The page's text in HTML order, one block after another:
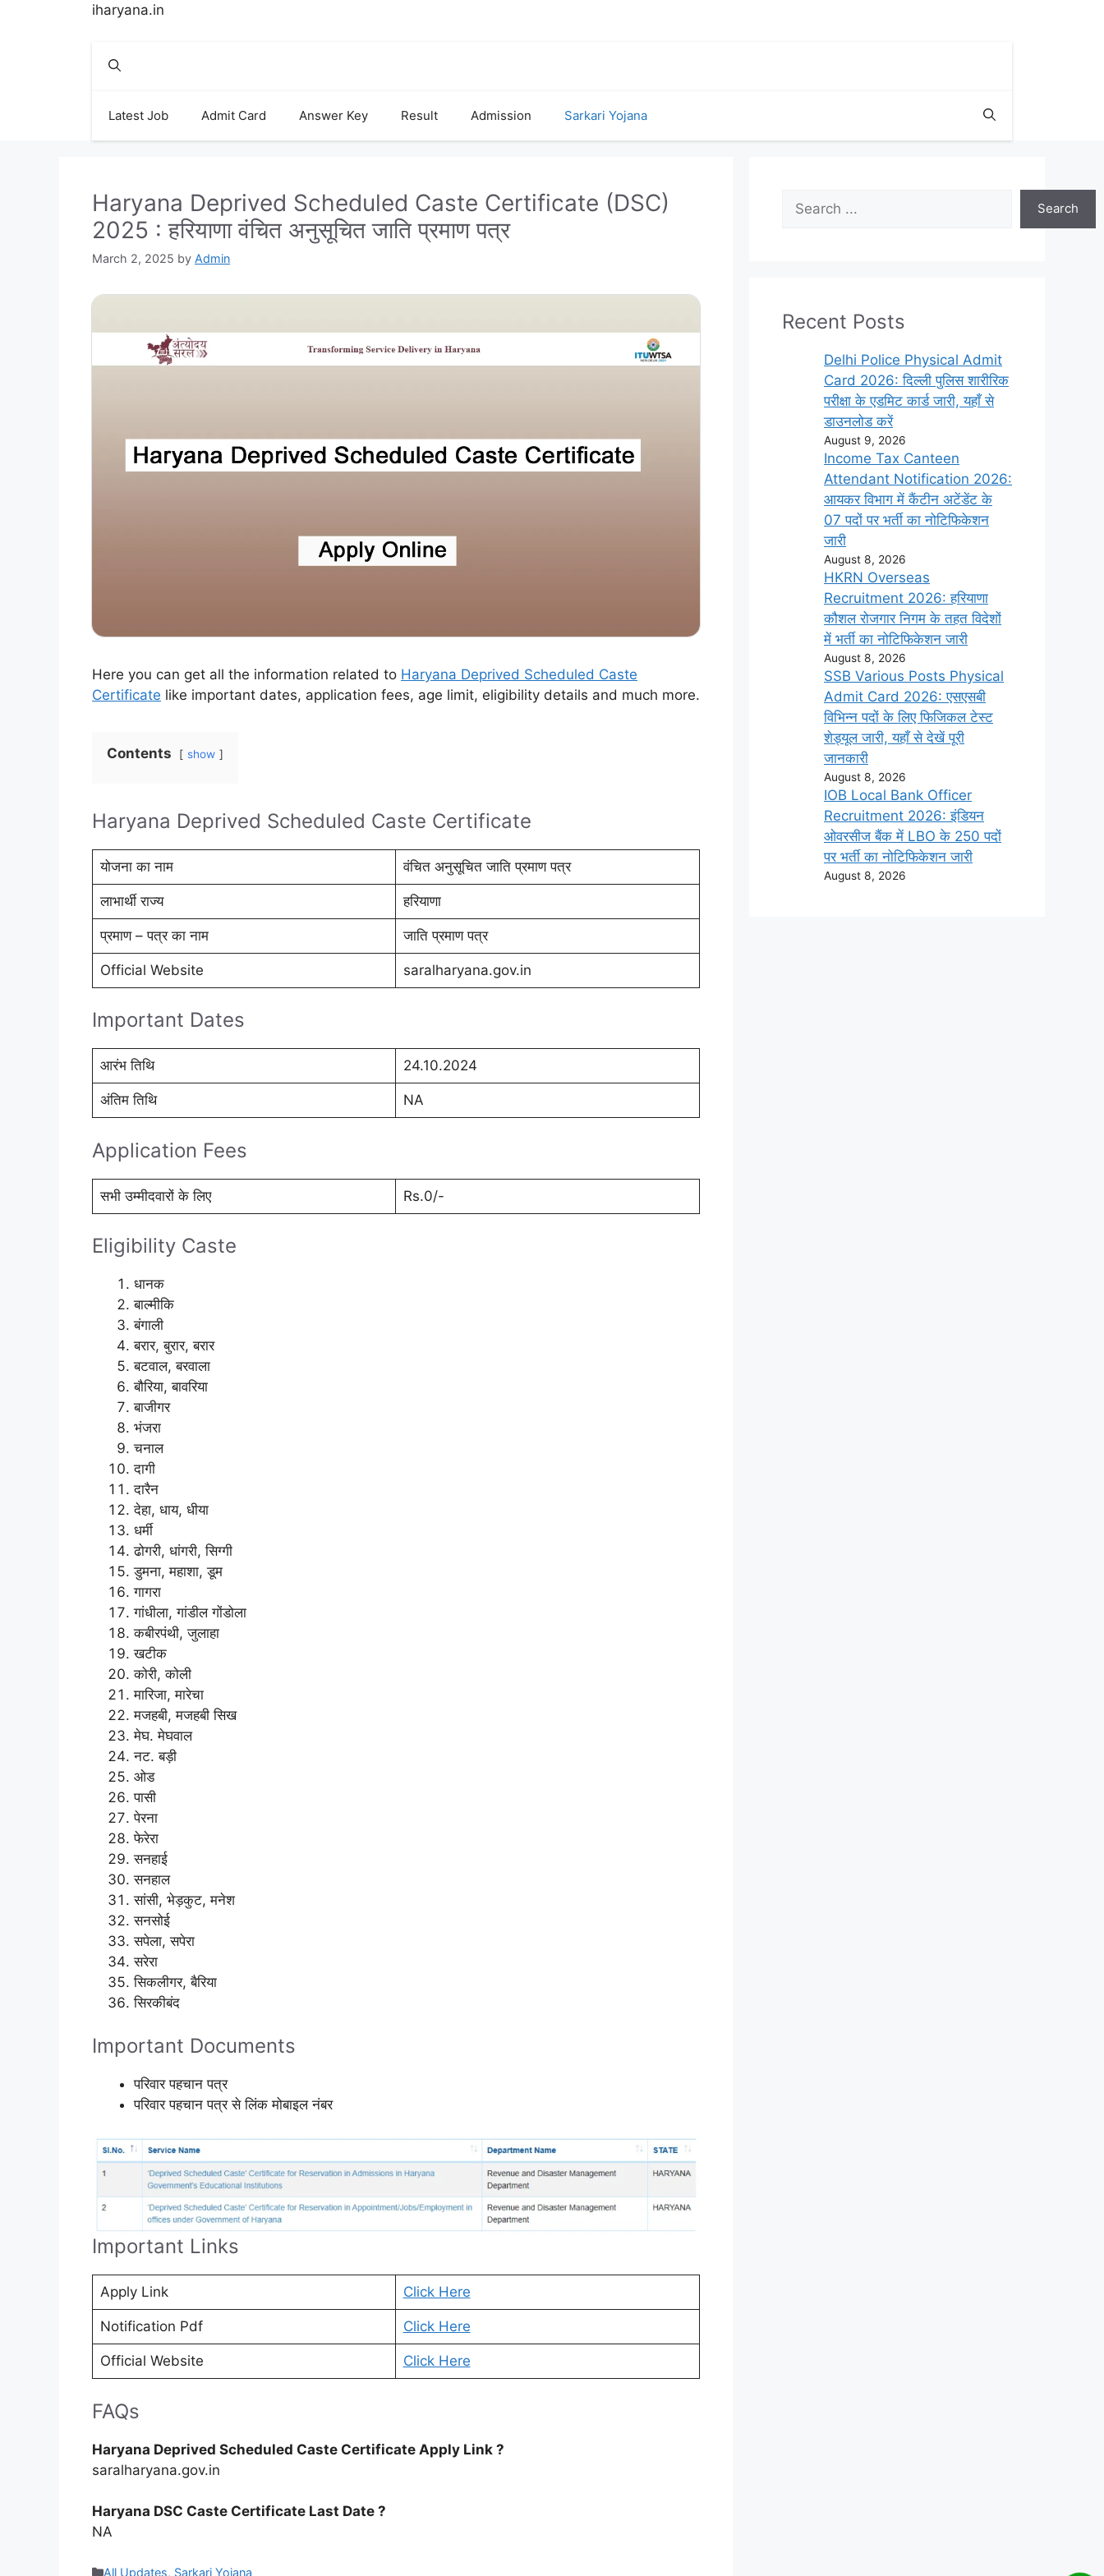
iharyana.in
Latest Job Admit Card Answer Key Result Admission Sarkari Yojana
Haryana Deprived Scheduled Caste Certificate (DSC)
2025 : हरियाणा वंचित अनुसूचित जाति प्रमाण पत्र
March 2, 2025 by Admin
Here you can get all the information related to Haryana Deprived Scheduled Caste
Certificate like important dates, application fees, age limit, eligibility details and much more.
Contents show
Haryana Deprived Scheduled Caste Certificate
योजना का नाम वंचित अनुसूचित जाति प्रमाण पत्र
लाभार्थी राज्य हरियाणा
प्रमाण – पत्र का नाम जाति प्रमाण पत्र
Official Website saralharyana.gov.in
Important Dates
आरंभ तिथि 24.10.2024
अंतिम तिथि NA
Application Fees
सभी उम्मीदवारों के लिए Rs.0/-
Eligibility Caste
धानक
बाल्मीकि
बंगाली
बरार, बुरार, बरार
बटवाल, बरवाला
बौरिया, बावरिया
बाजीगर
भंजरा
चनाल
दागी
दारैन
देहा, धाय, धीया
धर्मी
ढोगरी, धांगरी, सिग्गी
डुमना, महाशा, डूम
गागरा
गांधीला, गांडील गोंडोला
कबीरपंथी, जुलाहा
खटीक
कोरी, कोली
मारिजा, मारेचा
मजहबी, मजहबी सिख
मेघ. मेघवाल
नट. बड़ी
ओड
पासी
पेरना
फेरेरा
सनहाई
सनहाल
सांसी, भेड़कुट, मनेश
सनसोई
सपेला, सपेरा
सरेरा
सिकलीगर, बैरिया
सिरकीबंद
Important Documents
परिवार पहचान पत्र
परिवार पहचान पत्र से लिंक मोबाइल नंबर
Important Links
Apply Link Click Here
Notification Pdf Click Here
Official Website Click Here
FAQs
Haryana Deprived Scheduled Caste Certificate Apply Link ?
saralharyana.gov.in
Haryana DSC Caste Certificate Last Date ?
NA
Categories
All Updates, Sarkari Yojana
Search
Recent Posts
Delhi Police Physical Admit
Card 2026: दिल्ली पुलिस शारीरिक
परीक्षा के एडमिट कार्ड जारी, यहाँ से
डाउनलोड करें
August 9, 2026
Income Tax Canteen
Attendant Notification 2026:
आयकर विभाग में कैंटीन अटेंडेंट के
07 पदों पर भर्ती का नोटिफिकेशन
जारी
August 8, 2026
HKRN Overseas
Recruitment 2026: हरियाणा
कौशल रोजगार निगम के तहत विदेशों
में भर्ती का नोटिफिकेशन जारी
August 8, 2026
SSB Various Posts Physical
Admit Card 2026: एसएसबी
विभिन्न पदों के लिए फिजिकल टेस्ट
शेड्यूल जारी, यहाँ से देखें पूरी
जानकारी
August 8, 2026
IOB Local Bank Officer
Recruitment 2026: इंडियन
ओवरसीज बैंक में LBO के 250 पदों
पर भर्ती का नोटिफिकेशन जारी
August 8, 2026